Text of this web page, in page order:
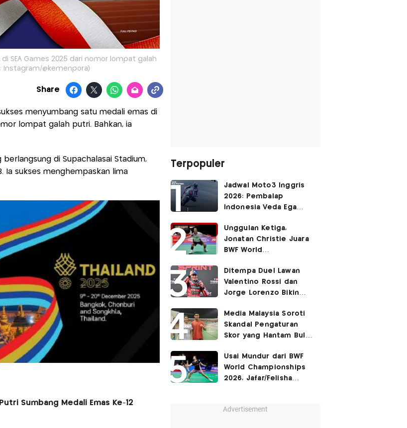
SEA Games 2025 dari nomor lompat galah
Instagram/@kemenpora)
Share
menyumbang satu medali emas di
lompat galah putri. Bahkan, ia
di Supachalasai Stadium,
Ia sukses menghempaskan lima
Sumbang Medali Emas Ke-12
Terpopuler
Jadwal Moto3 Inggris
2026: Pembalap
Indonesia Veda Ega
Unggulan Ketiga,
Jonatan Christie Juara
BWF World
Ditempa Duel Lawan
Valentino Rossi dan
Jorge Lorenzo Bikin
Dikalahkan
Media Malaysia Soroti
Skandal Pengaturan
Skor yang Hantam Bulu
Libatkan Jafar/Felisha!
Usai Mundur dari BWF
World Championships
2026, Jafar/Felisha
Games 2026
Advertisement